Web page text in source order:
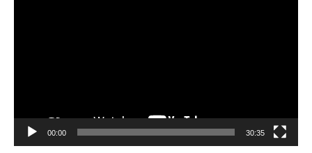
00:00 30:35